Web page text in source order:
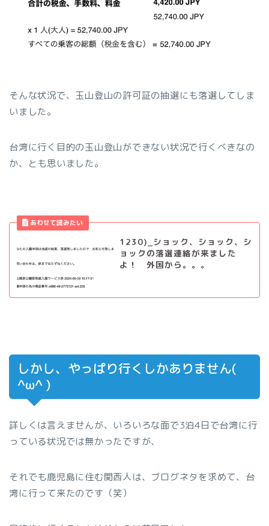
そんな状況で、玉山登山の許可証の抽選にも落選してしま
いました。
台湾に行く目的の玉山登山ができない状況で行くべきなの
か、とも思いました。
1230)_ショック、ショック、シ
ョックの落選連絡が来ました
よ！ 外国から。。。
しかし、やっぱり行くしかありません(
^ω^ )
詳しくは言えませんが、いろいろな面で3泊4日で台湾に行
っている状況では無かったですが、
それでも鹿児島に住む関西人は、ブログネタを求めて、台
湾に行って来たのです（笑）